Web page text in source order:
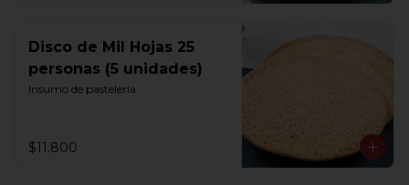
Disco de Mil Hojas 25
personas (5 unidades)
Insumo de pastelería
$11.800